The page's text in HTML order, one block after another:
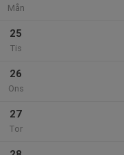
Mån
25
Tis
26
Ons
27
Tor